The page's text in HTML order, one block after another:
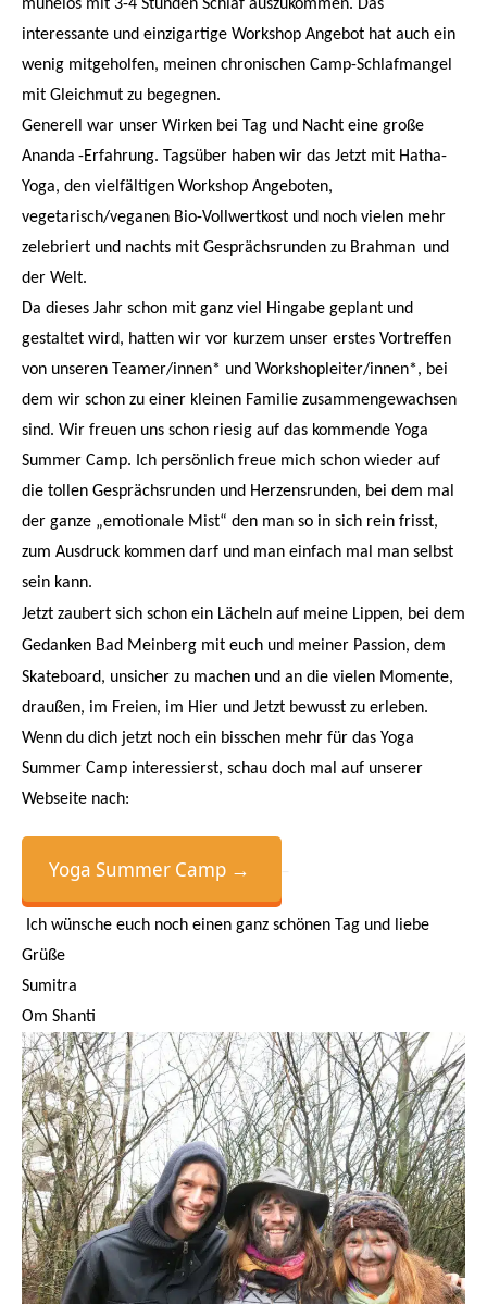
mühelos mit 3-4 Stunden Schlaf auszukommen. Das
interessante und einzigartige Workshop Angebot hat auch ein
wenig mitgeholfen, meinen chronischen Camp-Schlafmangel
mit Gleichmut zu begegnen.
Generell war unser Wirken bei Tag und Nacht eine große
Ananda -Erfahrung. Tagsüber haben wir das Jetzt mit Hatha-
Yoga, den vielfältigen Workshop Angeboten,
vegetarisch/veganen Bio-Vollwertkost und noch vielen mehr
zelebriert und nachts mit Gesprächsrunden zu Brahman und
der Welt.
Da dieses Jahr schon mit ganz viel Hingabe geplant und
gestaltet wird, hatten wir vor kurzem unser erstes Vortreffen
von unseren Teamer/innen* und Workshopleiter/innen*, bei
dem wir schon zu einer kleinen Familie zusammengewachsen
sind. Wir freuen uns schon riesig auf das kommende Yoga
Summer Camp. Ich persönlich freue mich schon wieder auf
die tollen Gesprächsrunden und Herzensrunden, bei dem mal
der ganze „emotionale Mist“ den man so in sich rein frisst,
zum Ausdruck kommen darf und man einfach mal man selbst
sein kann.
Jetzt zaubert sich schon ein Lächeln auf meine Lippen, bei dem
Gedanken Bad Meinberg mit euch und meiner Passion, dem
Skateboard, unsicher zu machen und an die vielen Momente,
draußen, im Freien, im Hier und Jetzt bewusst zu erleben.
Wenn du dich jetzt noch ein bisschen mehr für das Yoga
Summer Camp interessierst, schau doch mal auf unserer
Webseite nach:
Yoga Summer Camp →
Ich wünsche euch noch einen ganz schönen Tag und liebe
Grüße
Sumitra
Om Shanti